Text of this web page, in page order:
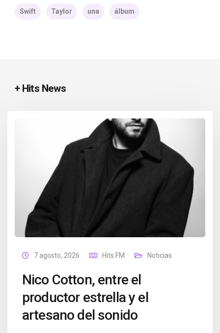
Swift Taylor una álbum
+ Hits News
7 agosto, 2026 Hits FM Noticias
Nico Cotton, entre el
productor estrella y el
artesano del sonido